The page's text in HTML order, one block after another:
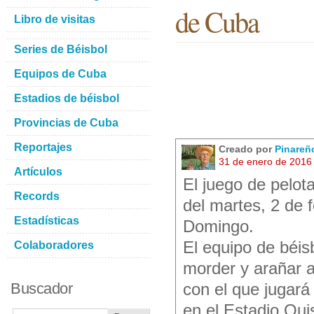
de Cuba
Creado por
31 de enero de
El juego de
del martes, 2 de
Domingo.
El equipo de
morder y arañar
con el que
Libro de visitas
Series de Béisbol
Equipos de Cuba
Estadios de béisbol
Provincias de Cuba
Reportajes
Artículos
Records
Estadísticas
Colaboradores
Buscador